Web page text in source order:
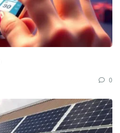
0